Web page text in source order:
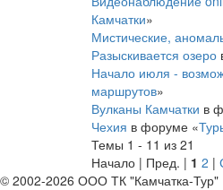
Камчатки»
Мистические,
Разыскивается озеро
Начало июля -
маршрутов»
Вулканы Камчатки в
Чехия в форуме «
Темы 1 - 11 из 21
Начало | Пред. | 1 2 |
© 2002-2026 ООО ТК "Камчатка-Тур"